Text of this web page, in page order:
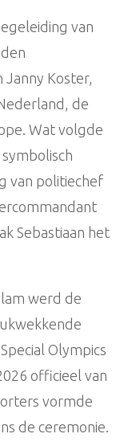
van
Janny Koster,
de
Wat volgde
van politiechef
Sebastiaan het
werd de
Olympics
officieel van
vormde
de ceremonie.